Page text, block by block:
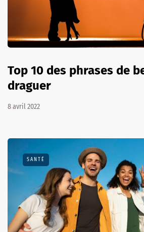
Top 10 des phrases de
draguer
8 avril 2022
SANTÉ